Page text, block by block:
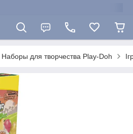
Наборы для творчества Play-Doh